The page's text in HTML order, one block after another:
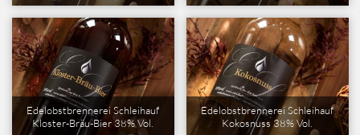
Edelobstbrennerei Schleihauf
Kloster-Bräu-Bier 38% Vol.
Edelobstbrennerei Schleihauf
Kokosnuss 38% Vol.